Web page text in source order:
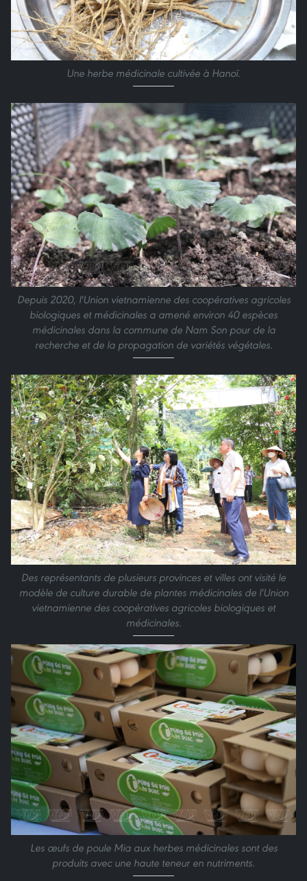
Une herbe médicinale cultivée à Hanoï.
Depuis 2020, l'Union vietnamienne des coopératives agricoles
biologiques et médicinales a amené environ 40 espèces
médicinales dans la commune de Nam Son pour de la
recherche et de la propagation de variétés végétales.
Des représentants de plusieurs provinces et villes ont visité le
modèle de culture durable de plantes médicinales de l'Union
vietnamienne des coopératives agricoles biologiques et
médicinales.
Les œufs de poule Mia aux herbes médicinales sont des
produits avec une haute teneur en nutriments.